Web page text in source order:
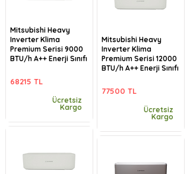
Mitsubishi Heavy
Inverter Klima
Premium Serisi 9000
BTU/h A++ Enerji Sınıfı
68215 TL
Ücretsiz
Kargo
Mitsubishi Heavy
Inverter Klima
Premium Serisi 12000
BTU/h A++ Enerji Sınıfı
77500 TL
Ücretsiz
Kargo